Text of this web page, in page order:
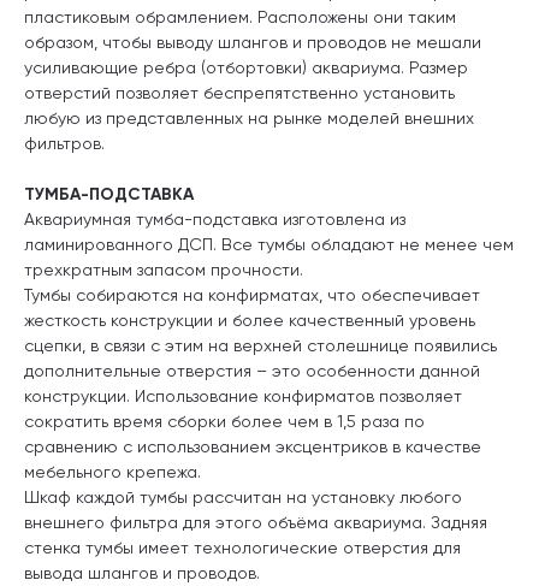
пластиковым обрамлением. Расположены они таким
образом, чтобы выводу шлангов и проводов не мешали
усиливающие ребра (отбортовки) аквариума. Размер
отверстий позволяет беспрепятственно установить
любую из представленных на рынке моделей внешних
фильтров.
ТУМБА-ПОДСТАВКА
Аквариумная тумба-подставка изготовлена из
ламинированного ДСП. Все тумбы обладают не менее чем
трехкратным запасом прочности.
Тумбы собираются на конфирматах, что обеспечивает
жесткость конструкции и более качественный уровень
сцепки, в связи с этим на верхней столешнице появились
дополнительные отверстия – это особенности данной
конструкции. Использование конфирматов позволяет
сократить время сборки более чем в 1,5 раза по
сравнению с использованием эксцентриков в качестве
мебельного крепежа.
Шкаф каждой тумбы рассчитан на установку любого
внешнего фильтра для этого объёма аквариума. Задняя
стенка тумбы имеет технологические отверстия для
вывода шлангов и проводов.